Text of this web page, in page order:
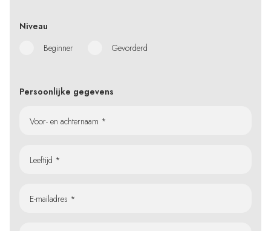
Niveau
Beginner
Gevorderd
Persoonlijke gegevens
Voor- en achternaam *
Leeftijd *
E-mailadres *